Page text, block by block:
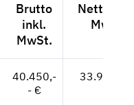
Brutto
inkl.
MwSt.
Netto
MwSt.
40.450,-
- €
33.992,--